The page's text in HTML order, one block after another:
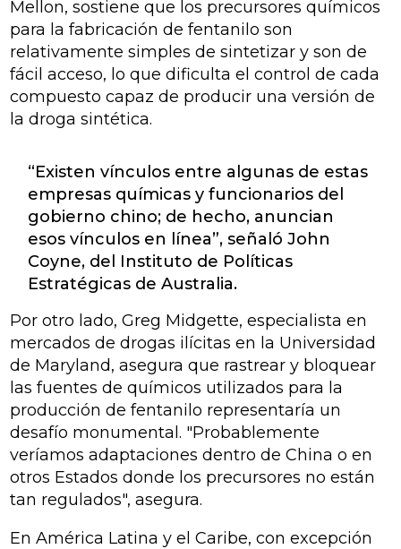
Mellon, sostiene que los precursores químicos
para la fabricación de fentanilo son
relativamente simples de sintetizar y son de
fácil acceso, lo que dificulta el control de cada
compuesto capaz de producir una versión de
la droga sintética.
“Existen vínculos entre algunas de estas
empresas químicas y funcionarios del
gobierno chino; de hecho, anuncian
esos vínculos en línea”, señaló John
Coyne, del Instituto de Políticas
Estratégicas de Australia.
Por otro lado, Greg Midgette, especialista en
mercados de drogas ilícitas en la Universidad
de Maryland, asegura que rastrear y bloquear
las fuentes de químicos utilizados para la
producción de fentanilo representaría un
desafío monumental. "Probablemente
veríamos adaptaciones dentro de China o en
otros Estados donde los precursores no están
tan regulados", asegura.
En América Latina y el Caribe, con excepción